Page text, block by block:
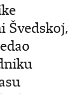
Švedskoj,